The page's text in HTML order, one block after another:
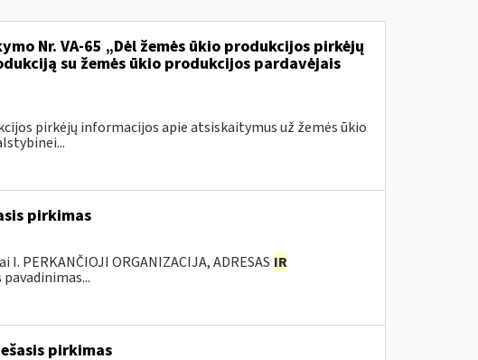
Nr. VA-65 „Dėl žemės ūkio produkcijos pirkėjų
su žemės ūkio produkcijos pardavėjais
pirkėjų informacijos apie atsiskaitymus už žemės ūkio
pirkimas
PERKANČIOJI ORGANIZACIJA, ADRESAS IR
pirkimas